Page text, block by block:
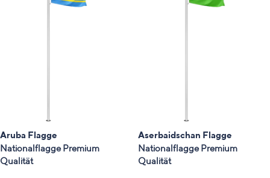
Aruba Flagge
Nationalflagge Premium
Qualität
Aserbaidschan Flagge
Nationalflagge Premium
Qualität